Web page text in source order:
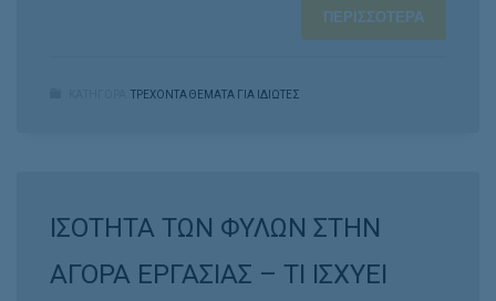
ΠΕΡΙΣΣΌΤΕΡΑ
ΤΡΕΧΟΝΤΑ ΘΕΜΑΤΑ ΓΙΑ ΙΔΙΩΤΕΣ
ΙΣΟΤΗΤΑ ΤΩΝ ΦΥΛΩΝ ΣΤΗΝ
ΑΓΟΡΑ ΕΡΓΑΣΙΑΣ – ΤΙ ΙΣΧΥΕΙ